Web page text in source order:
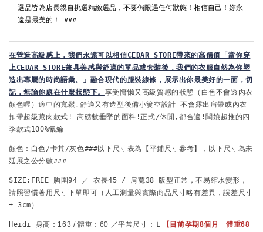
選品皆為店長親自挑選精緻選品，不要侷限遇任何狀態！相信自己！妳永
遠是最美的！ ###
在營造高級感上，我們永遠可以相信CEDAR STORE帶來的高價值「當你穿
上CEDAR STORE兼具美感與舒適的單品或套裝後，我們的衣服自然為你塑
造出專屬的時尚語彙。」 融合現代的服裝線條，展示出你最美好的一面，切
記，無論你處在什麼狀態下。 享受慵懶又高級質感的狀態 （白色不會透內衣
顏色喔）適中的寬鬆,舒適又有造型後備小簍空設計 不會露出肩帶或內衣
扣帶超級藏肉款式! 高磅數垂墜的面料!正式/休閒,都合適!闆娘超推的四
季款式100%氰綸
顏色：白色/卡其/灰色###以下尺寸表為【平鋪尺寸參考】，以下尺寸為未
延展之公分數###
SIZE:FREE 胸圍94 ／ 衣長45 / 肩寬38 版型正常，不易縮水變形，
請照習慣著用尺寸下單即可 （人工測量與實際商品尺寸略有差異，誤差尺寸
± 3cm）
Heidi 身高：163 / 體重：60 ／平常尺寸：Ｌ
【目前孕期8個月　體重68